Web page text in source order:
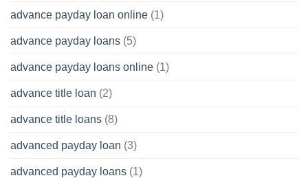
advance payday loan online (1)
advance payday loans (5)
advance payday loans online (1)
advance title loan (2)
advance title loans (8)
advanced payday loan (3)
advanced payday loans (1)